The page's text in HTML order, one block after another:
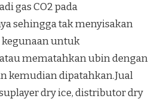
gas CO2 pada
sehingga tak menyisakan
untuk
mematahkan ubin dengan
kemudian dipatahkan.Jual
dry ice, distributor dry